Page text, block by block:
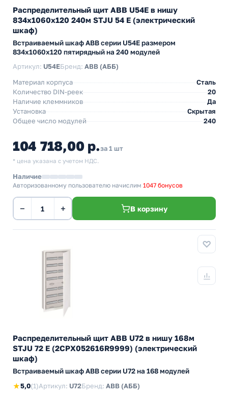
Распределительный щит ABB U54E в нишу
834х1060х120 240м STJU 54 E (электрический
шкаф)
Встраиваемый шкаф АВВ серии U54E размером
834х1060х120 пятирядный на 240 модулей
Артикул: U54EБренд: ABB (АББ)
Материал корпуса
Сталь
Количество DIN-реек
20
Наличие клеммников
Да
Установка
Скрытая
Общее число модулей
240
104 718,00 р.за 1 шт
* цена указана с учетом НДС.
Наличие
Авторизованному пользователю начислим 1047 бонусов
− + В корзину
Распределительный щит ABB U72 в нишу 168м
STJU 72 E (2CPX052616R9999) (электрический
шкаф)
Встраиваемый шкаф АВВ серии U72 на 168 модулей
★5,0(1)Артикул: U72Бренд: ABB (АББ)